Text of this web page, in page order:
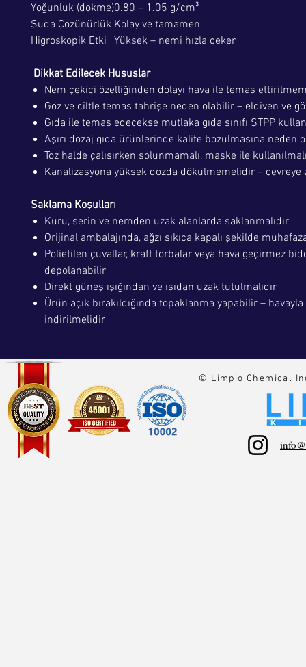
Yoğunluk (dökme)0.80 – 1.05 g/cm³
Suda Çözünürlük Kolay ve tamamen
Higroskopik Etki Yüksek – nemi hızla çeker
Dikkat Edilecek Hususlar
Nem çekici özelliğinden dolayı hava ile temas
Göz ve ciltle temas tahrişe neden olabilir – eldiven ve
Gıda ile temas edecekse mutlaka gıda sınıfı STPP
Aşırı dozaj gıda ürünlerinde kalite bozulmasına neden
Toz halde çalışırken solunmamalı, maske ile
Kanalizasyona yüksek dozda dökülmemelidir –
Saklama Koşulları
Kuru, serin ve nemden uzak alanlarda saklanmalıdır
Orijinal ambalajında, ağzı sıkıca kapalı şekilde
Polietilen çuvallar, kraft torbalar veya hava geçirmez
depolanabilir
Direkt güneş ışığından ve ısıdan uzak tutulmalıdır
Ürün açık bırakıldığında topaklanma yapabilir –
indirilmelidir
© Limpio Chemical